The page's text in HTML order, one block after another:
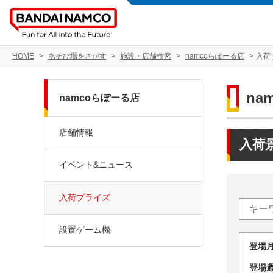
HOME あそび場をさがす 施設・店舗検索 namcoらぽーる店 入荷
入荷
登
登
namcoらぽーる店
店舗情報
イベント&ニュース
入荷プライズ
設置ゲーム機